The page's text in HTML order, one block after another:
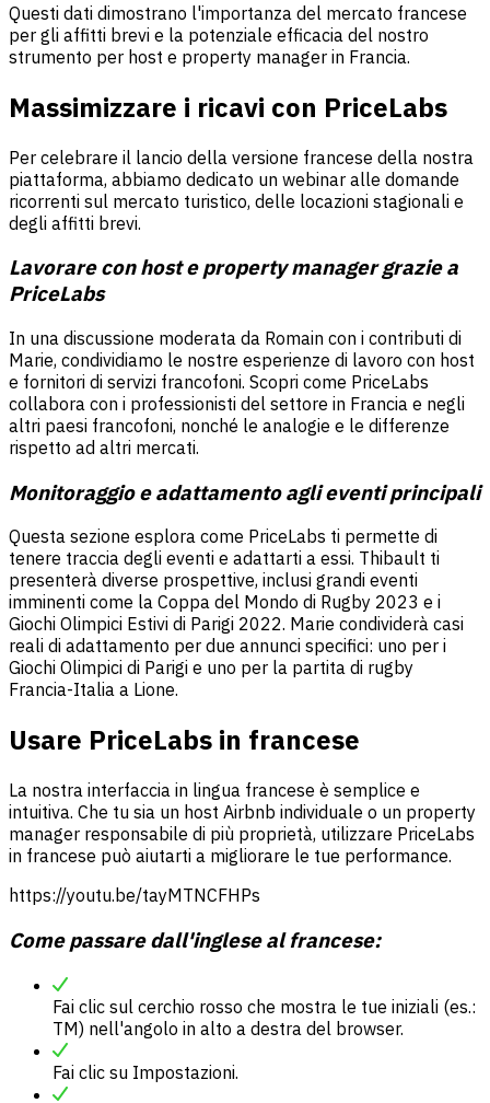
Questi dati dimostrano l'importanza del mercato francese
per gli affitti brevi e la potenziale efficacia del nostro
strumento per host e property manager in Francia.
Massimizzare i ricavi con PriceLabs
Per celebrare il lancio della versione francese della nostra
piattaforma, abbiamo dedicato un webinar alle domande
ricorrenti sul mercato turistico, delle locazioni stagionali e
degli affitti brevi.
Lavorare con host e property manager grazie a
PriceLabs
In una discussione moderata da Romain con i contributi di
Marie, condividiamo le nostre esperienze di lavoro con host
e fornitori di servizi francofoni. Scopri come PriceLabs
collabora con i professionisti del settore in Francia e negli
altri paesi francofoni, nonché le analogie e le differenze
rispetto ad altri mercati.
Monitoraggio e adattamento agli eventi principali
Questa sezione esplora come PriceLabs ti permette di
tenere traccia degli eventi e adattarti a essi. Thibault ti
presenterà diverse prospettive, inclusi grandi eventi
imminenti come la Coppa del Mondo di Rugby 2023 e i
Giochi Olimpici Estivi di Parigi 2022. Marie condividerà casi
reali di adattamento per due annunci specifici: uno per i
Giochi Olimpici di Parigi e uno per la partita di rugby
Francia-Italia a Lione.
Usare PriceLabs in francese
La nostra interfaccia in lingua francese è semplice e
intuitiva. Che tu sia un host Airbnb individuale o un property
manager responsabile di più proprietà, utilizzare PriceLabs
in francese può aiutarti a migliorare le tue performance.
https://youtu.be/tayMTNCFHPs
Come passare dall'inglese al francese:
Fai clic sul cerchio rosso che mostra le tue iniziali (es.:
TM) nell'angolo in alto a destra del browser.
Fai clic su Impostazioni.